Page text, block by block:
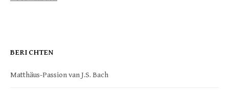
BERICHTEN
Matthäus-Passion van J.S. Bach